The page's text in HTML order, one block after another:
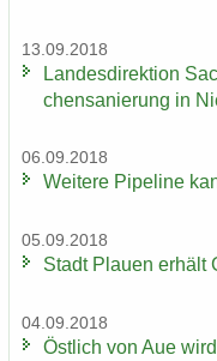
13.09.2018
Lan­des­di­rek­ti­on
chen­sa­nie­rung in
06.09.2018
Wei­te­re Pipe­line
05.09.2018
Stadt Plau­en er­hält
04.09.2018
Öst­lich von Aue